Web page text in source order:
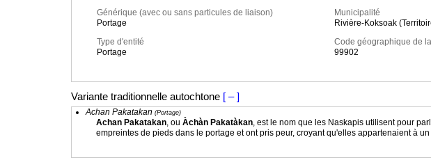
Générique (avec ou sans particules de liaison)
Portage
Type d'entité
Portage
Municipalité
Rivière-Koksoak
Code géographique de
99902
Variante traditionnelle autochtone [ – ]
Achan Pakatakan (Portage)
Achan Pakatakan, ou Àchàn Pakatàkan, est le nom que les Naskapis utilisent pour
empreintes de pieds dans le portage et ont pris peur, croyant qu'elles appartenaient à